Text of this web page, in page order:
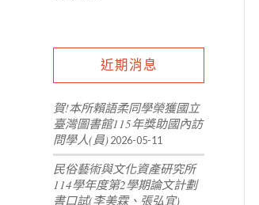
近期消息
賀!本所賴語柔同學榮獲國立
臺灣圖書館115年獎助國內訪
問學人(員)2026-05-11
民俗藝術與文化資產研究所
114學年度第2學期論文計劃
書口試(李美霖、張弘宜)